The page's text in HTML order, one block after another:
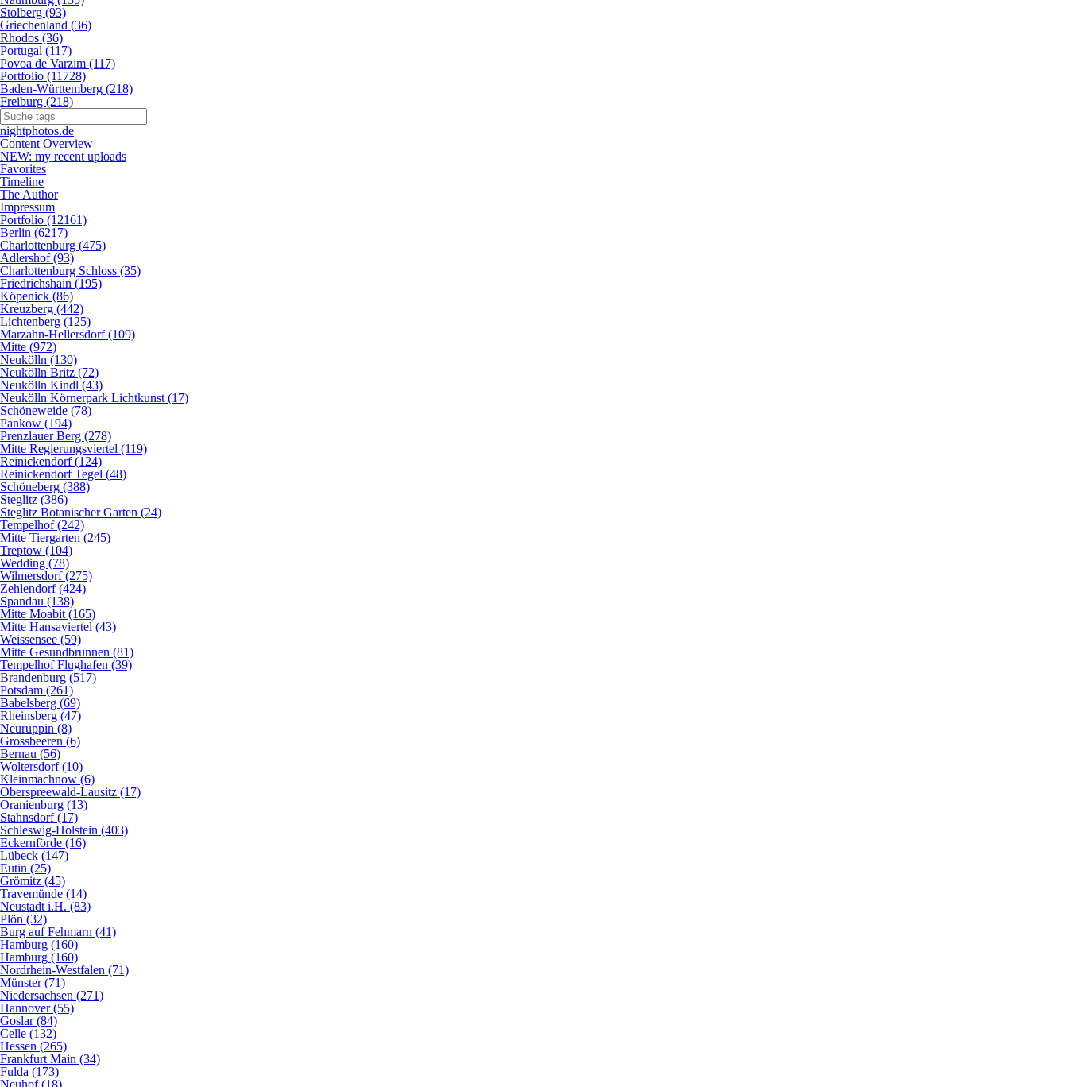
Stolberg (93)
Griechenland (36)
Rhodos (36)
Portugal (117)
Povoa de Varzim (117)
Portfolio (11728)
Baden-Württemberg (218)
Freiburg (218)
nightphotos.de
Content Overview
NEW: my recent uploads
Favorites
Timeline
The Author
Impressum
Portfolio (12161)
Berlin (6217)
Charlottenburg (475)
Adlershof (93)
Charlottenburg Schloss (35)
Friedrichshain (195)
Köpenick (86)
Kreuzberg (442)
Lichtenberg (125)
Marzahn-Hellersdorf (109)
Mitte (972)
Neukölln (130)
Neukölln Britz (72)
Neukölln Kindl (43)
Neukölln Körnerpark Lichtkunst (17)
Schöneweide (78)
Pankow (194)
Prenzlauer Berg (278)
Mitte Regierungsviertel (119)
Reinickendorf (124)
Reinickendorf Tegel (48)
Schöneberg (388)
Steglitz (386)
Steglitz Botanischer Garten (24)
Tempelhof (242)
Mitte Tiergarten (245)
Treptow (104)
Wedding (78)
Wilmersdorf (275)
Zehlendorf (424)
Spandau (138)
Mitte Moabit (165)
Mitte Hansaviertel (43)
Weissensee (59)
Mitte Gesundbrunnen (81)
Tempelhof Flughafen (39)
Brandenburg (517)
Potsdam (261)
Babelsberg (69)
Rheinsberg (47)
Neuruppin (8)
Grossbeeren (6)
Bernau (56)
Woltersdorf (10)
Kleinmachnow (6)
Oberspreewald-Lausitz (17)
Oranienburg (13)
Stahnsdorf (17)
Schleswig-Holstein (403)
Eckernförde (16)
Lübeck (147)
Eutin (25)
Grömitz (45)
Travemünde (14)
Neustadt i.H. (83)
Plön (32)
Burg auf Fehmarn (41)
Hamburg (160)
Hamburg (160)
Nordrhein-Westfalen (71)
Münster (71)
Niedersachsen (271)
Hannover (55)
Goslar (84)
Celle (132)
Hessen (265)
Frankfurt Main (34)
Fulda (173)
Neuhof (18)